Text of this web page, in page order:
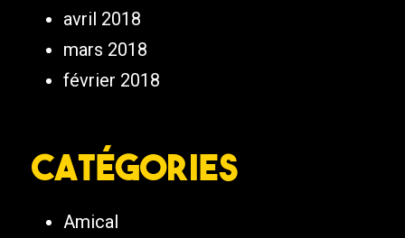
avril 2018
mars 2018
février 2018
Catégories
Amical